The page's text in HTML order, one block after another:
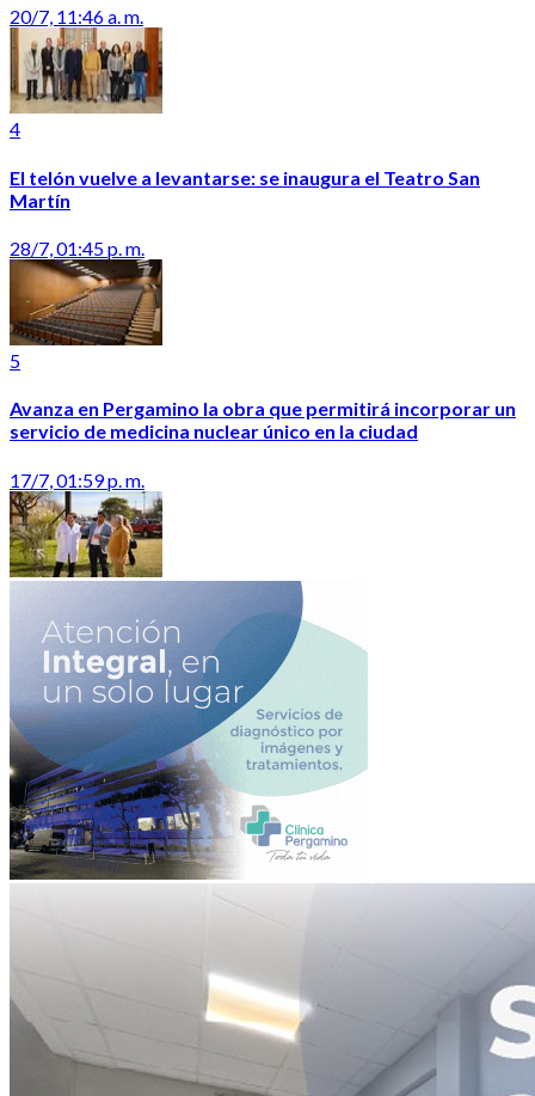
20/7, 11:46 a. m.
4
El telón vuelve a levantarse: se inaugura el Teatro San
Martín
28/7, 01:45 p. m.
5
Avanza en Pergamino la obra que permitirá incorporar un
servicio de medicina nuclear único en la ciudad
17/7, 01:59 p. m.